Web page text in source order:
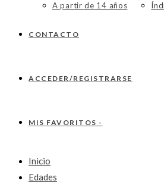
A partir de 14 años
CONTACTO
ACCEDER/REGISTRARSE
MIS FAVORITOS -
Inicio
Edades